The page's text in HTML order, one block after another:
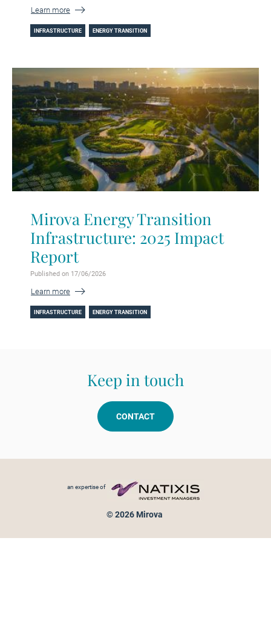
Learn more
INFRASTRUCTURE ENERGY TRANSITION
Mirova Energy Transition
Infrastructure: 2025 Impact
Report
Published on 17/06/2026
Learn more
INFRASTRUCTURE ENERGY TRANSITION
Keep in touch
CONTACT
an expertise of
© 2026 Mirova